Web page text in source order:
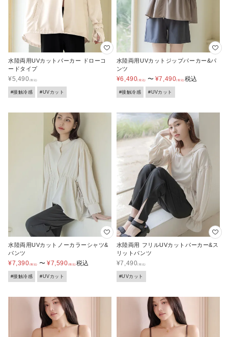
水陸両用UVカットパーカー ドローコ
ードタイプ
¥5,490
#接触冷感 #UVカット
水陸両用UVカットジップパーカー&パ
ンツ
¥6,490 〜 ¥7,490 税込
#接触冷感 #UVカット
水陸両用UVカットノーカラーシャツ&
パンツ
¥7,390 〜 ¥7,590 税込
#接触冷感 #UVカット
水陸両用 フリルUVカットパーカー&ス
リットパンツ
¥7,490
#UVカット